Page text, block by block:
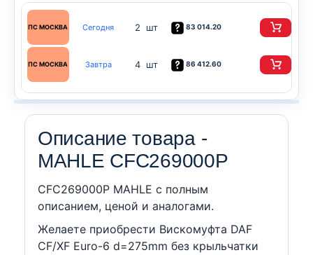
ПС МОСКВА Сегодня 2 шт 83 014.20
ПС МОСКВА Завтра 4 шт 86 412.60
Описание товара -
MAHLE CFC269000P
CFC269000P MAHLE c полным
описанием, ценой и аналогами.
Желаете приобрести Вискомуфта DAF
CF/XF Euro-6 d=275mm без крыльчатки